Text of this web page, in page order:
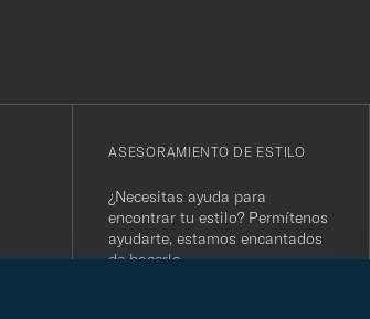
ASESORAMIENTO DE ESTILO
¿Necesitas ayuda para
encontrar tu estilo? Permítenos
ayudarte, estamos encantados
de hacerlo